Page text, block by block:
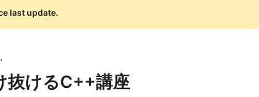
last update.
ー会
抜けるC++講座